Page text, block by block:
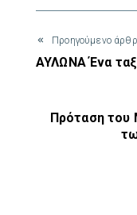
Προηγούμενο
ΑΥΛΩΝΑ Ένα
Πρόταση του